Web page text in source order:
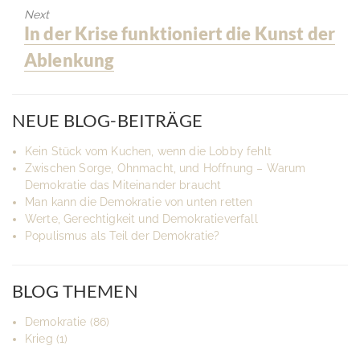
Next
Next
post:
In der Krise funktioniert die Kunst der
Ablenkung
NEUE BLOG-BEITRÄGE
Kein Stück vom Kuchen, wenn die Lobby fehlt
Zwischen Sorge, Ohnmacht, und Hoffnung – Warum
Demokratie das Miteinander braucht
Man kann die Demokratie von unten retten
Werte, Gerechtigkeit und Demokratieverfall
Populismus als Teil der Demokratie?
BLOG THEMEN
Demokratie (86)
Krieg (1)